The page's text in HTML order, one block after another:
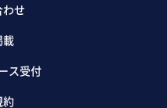
せ
載
ス受付
約